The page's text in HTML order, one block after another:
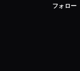
フォロー